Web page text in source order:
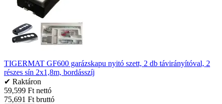
TIGERMAT GF600 garázskapu nyitó szett, 2 db távirányítóval, 2
részes sín 2x1,8m, bordásszíj
✔ Raktáron
59,599 Ft nettó
75,691 Ft bruttó